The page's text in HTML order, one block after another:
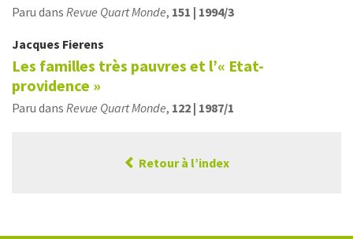
Paru dans Revue Quart Monde, 151 | 1994/3
Jacques Fierens
Les familles très pauvres et l’« Etat-
providence »
Paru dans Revue Quart Monde, 122 | 1987/1
Retour à l’index